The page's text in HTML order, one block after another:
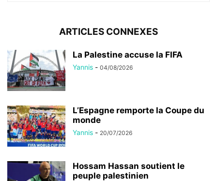
ARTICLES CONNEXES
La Palestine accuse la FIFA
Yannis - 04/08/2026
L’Espagne remporte la Coupe du
monde
Yannis - 20/07/2026
Hossam Hassan soutient le
peuple palestinien